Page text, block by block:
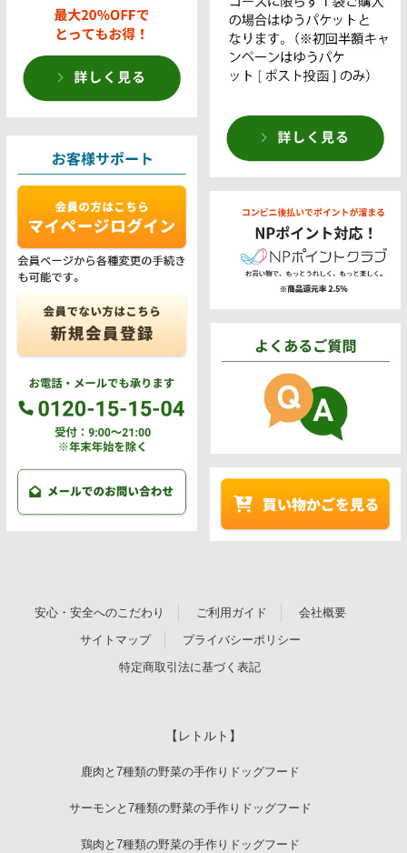
安心・安全へのこだわり ご利用ガイド
会社概要
サイトマップ
プライバシーポリシー
特定商取引法に基づく表記
【レトルト】
鹿肉と7種類の野菜の手作りドッグフード
サーモンと7種類の野菜の手作りドッグフード
鶏肉と7種類の野菜の手作りドッグフード